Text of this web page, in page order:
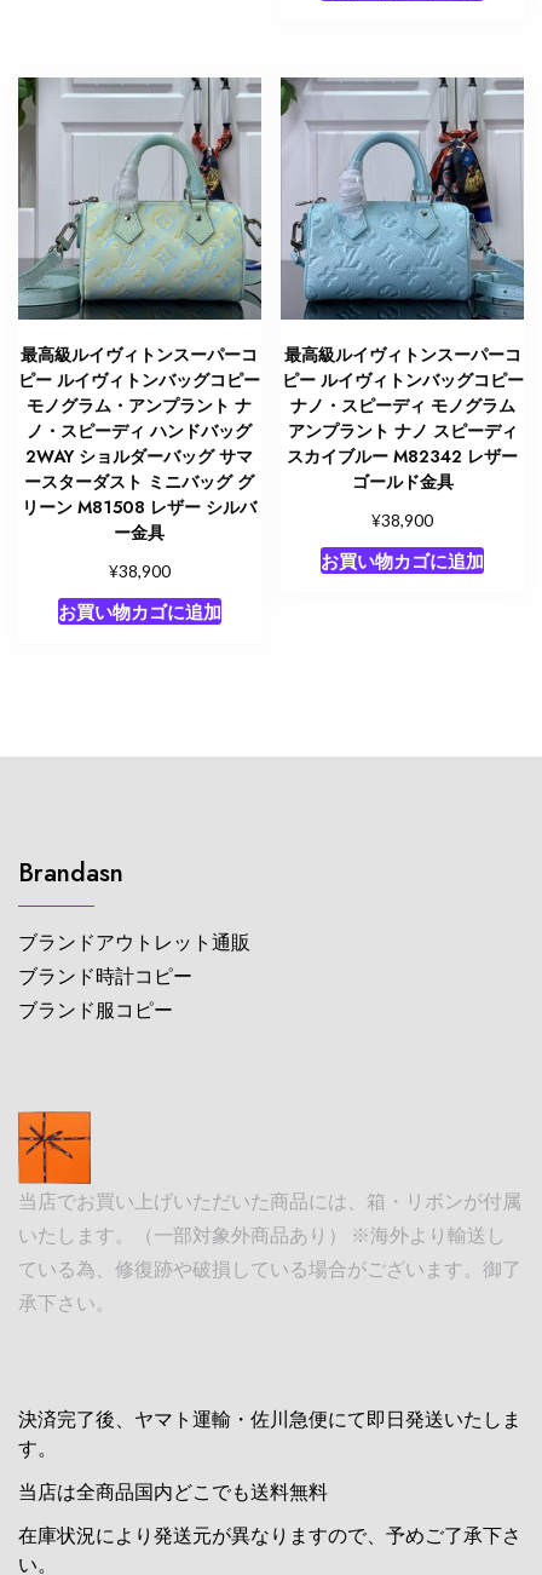
最高級ルイヴィトンスーパーコ
ピー ルイヴィトンバッグコピー
モノグラム・アンプラント ナ
ノ・スピーディ ハンドバッグ
2WAY ショルダーバッグ サマ
ースターダスト ミニバッグ グ
リーン M81508 レザー シルバ
ー金具
¥38,900
お買い物カゴに追加
最高級ルイヴィトンスーパーコ
ピー ルイヴィトンバッグコピー
ナノ・スピーディ モノグラム
アンプラント ナノ スピーディ
スカイブルー M82342 レザー
ゴールド金具
¥38,900
お買い物カゴに追加
Brandasn
ブランドアウトレット通販
ブランド時計コピー
ブランド服コピー
当店でお買い上げいただいた商品には、箱・リボンが付属
いたします。（一部対象外商品あり） ※海外より輸送し
ている為、修復跡や破損している場合がございます。御了
承下さい。
決済完了後、ヤマト運輸・佐川急便にて即日発送いたしま
す。
当店は全商品国内どこでも送料無料
在庫状況により発送元が異なりますので、予めご了承下さ
い。